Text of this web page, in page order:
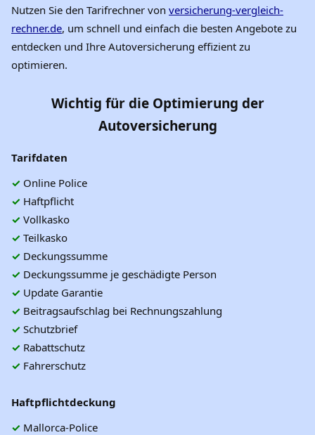
Nutzen Sie den Tarifrechner von versicherung-vergleich-
rechner.de, um schnell und einfach die besten Angebote zu
entdecken und Ihre Autoversicherung effizient zu
optimieren.
Wichtig für die Optimierung der
Autoversicherung
Tarifdaten
✓ Online Police
✓ Haftpflicht
✓ Vollkasko
✓ Teilkasko
✓ Deckungssumme
✓ Deckungssumme je geschädigte Person
✓ Update Garantie
✓ Beitragsaufschlag bei Rechnungszahlung
✓ Schutzbrief
✓ Rabattschutz
✓ Fahrerschutz
Haftpflichtdeckung
✓ Mallorca-Police